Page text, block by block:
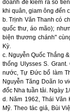
doanh để kiếm ra số
khi quân, giam ông đến
b. Trịnh Văn Thanh có
quốc thư, áo mão);
biện thương chánh"
Kỳ.
c. Nguyễn Quốc Thắng
thống Ulysses S.
nước, Tự Đức bổ làm
Nguyễn Tăng Doãn lo
đốc Nha tuần tải. Ngày
d. Năm 1962, Thái Văn
Mỹ. Theo tác giả, Bùi